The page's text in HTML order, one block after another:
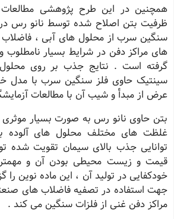
همچنین در این طرح پژوهشی مطالعات
ظرفیت بتن اصلاح شده توسط نانو رس
سنگین سرب از محلول های آبی ،
های مراکز دفن در شرایط بسیار
گرفته است . نتایج جذب بر روی
سینتیک حاوی فلز سنگین سرب با مدل
عرض از مبدأ و شیب آن با مطالعات
بتن حاوی نانو رس به صورت بسیار
غلظت های مختلف محلول های
توانایی جذب بالای سیمان تقویت شده
قیمت و زیست محیطی بودن آن و مهمتر
خودکفایی در تولید آن ، این ماده نوین را
جهت استفاده در تصفیه فاضلاب های
مراکز دفن غنی از فلزات سنگین می کند .